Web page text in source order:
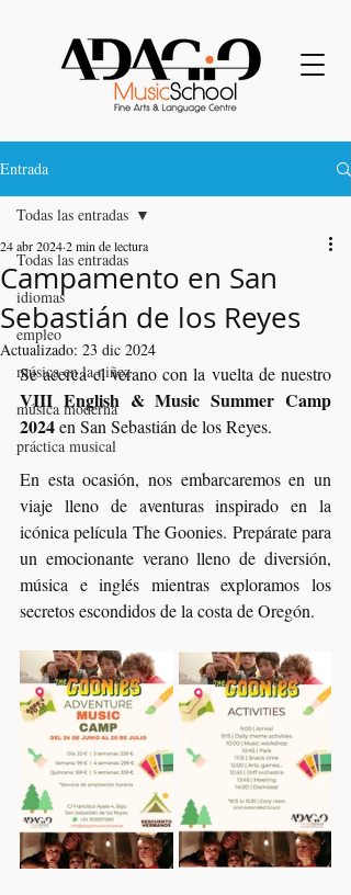
Entrada
Todas las entradas
idiomas
empleo
música en la niñez
música moderna
práctica musical
Todas las entradas
Campamento en San
Sebastián de los Reyes
24 abr 20242 min de lectura
Actualizado: 23 dic 2024
VIII English & Music Summer Camp
2024 en San Sebastián de los Reyes.
En esta ocasión, nos embarcaremos en un
viaje lleno de aventuras inspirado en la
icónica película The Goonies. Prepárate para
un emocionante verano lleno de diversión,
música e inglés mientras exploramos los
secretos escondidos de la costa de Oregón.